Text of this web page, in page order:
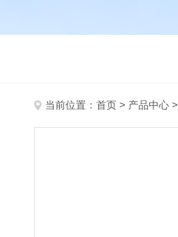
当前位置： 首页 > 产品中心 >